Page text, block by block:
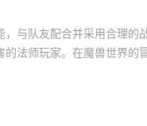
与队友配合并采用合理的
法师玩家。在魔兽世界的